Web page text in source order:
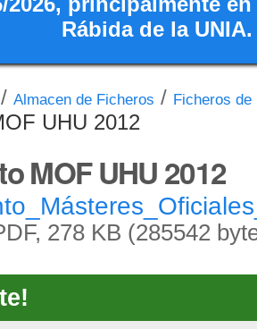
Rábida de la UNIA.
/ Almacen de Ficheros / Ficheros de
UHU 2012
MOF UHU 2012
278 KB (285542